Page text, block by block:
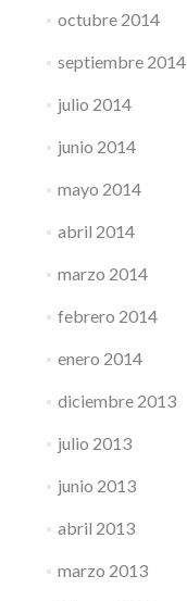
octubre 2014
septiembre 2014
julio 2014
junio 2014
mayo 2014
abril 2014
marzo 2014
febrero 2014
enero 2014
diciembre 2013
julio 2013
junio 2013
abril 2013
marzo 2013